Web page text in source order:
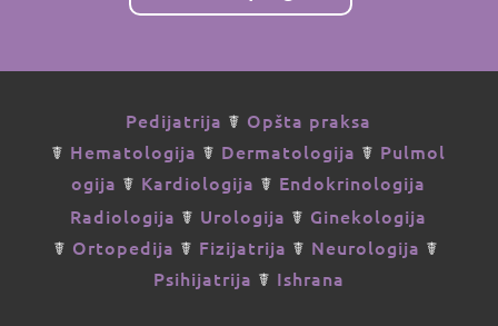
Pedijatrija ☤ Opšta praksa
☤ Hematologija ☤ Dermatologija ☤ Pulmol
ogija ☤ Kardiologija ☤ Endokrinologija
Radiologija ☤ Urologija ☤ Ginekologija
☤ Ortopedija ☤ Fizijatrija ☤ Neurologija ☤
Psihijatrija ☤ Ishrana